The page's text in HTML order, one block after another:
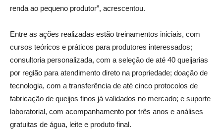
renda ao pequeno produtor”, acrescentou.
Entre as ações realizadas estão treinamentos iniciais, com
cursos teóricos e práticos para produtores interessados;
consultoria personalizada, com a seleção de até 40 queijarias
por região para atendimento direto na propriedade; doação de
tecnologia, com a transferência de até cinco protocolos de
fabricação de queijos finos já validados no mercado; e suporte
laboratorial, com acompanhamento por três anos e análises
gratuitas de água, leite e produto final.